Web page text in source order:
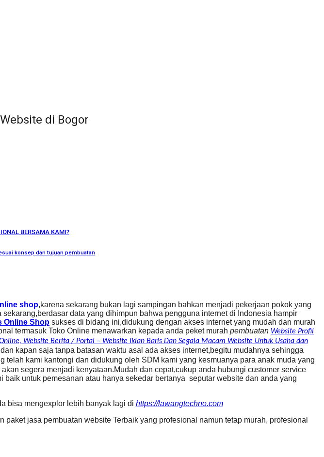
di Bogor
BERSAMA KAMI?
konsep dan tujuan pembuatan
shop,karena sekarang bukan lagi sampingan bahkan menjadi pekerjaan pokok yang
data yang dihimpun bahwa pengguna internet di Indonesia hampir
Online Shop sukses di bidang ini,didukung dengan akses internet yang mudah dan murah
termasuk Toko Online menawarkan kepada anda peket murah pembuatan Website Profil
Website Berita / Portal – Website Iklan Baris Dan Segala Macam Website Untuk Usaha dan
kapan saja tanpa batasan waktu asal ada akses internet,begitu mudahnya sehingga
telah kami kantongi dan didukung oleh SDM kami yang kesmuanya para anak muda yang
segera menjadi kenyataan.Mudah dan cepat,cukup anda hubungi customer service
baik untuk pemesanan atau hanya sekedar bertanya seputar website dan anda yang
bisa mengexplor lebih banyak lagi di https://lawangtechno.com
jasa pembuatan website Terbaik yang profesional namun tetap murah, profesional